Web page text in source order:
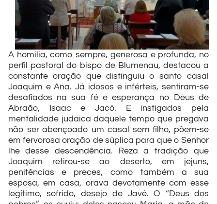
A homilia, como sempre, generosa e profunda, no
perfil pastoral do bispo de Blumenau, destacou a
constante oração que distinguiu o santo casal
Joaquim e Ana. Já idosos e inférteis, sentiram-se
desafiados na sua fé e esperança no Deus de
Abraão, Isaac e Jacó. E instigados pela
mentalidade judaica daquele tempo que pregava
não ser abençoado um casal sem filho, põem-se
em fervorosa oração de súplica para que o Senhor
lhe desse descendência. Reza a tradição que
Joaquim retirou-se ao deserto, em jejuns,
penitências e preces, como também a sua
esposa, em casa, orava devotamente com esse
legítimo, sofrido, desejo de Javé. O “Deus dos